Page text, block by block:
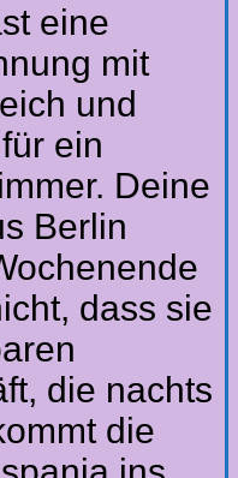
eine
mit
und
ein
Deine
Berlin
dass sie
die nachts
die